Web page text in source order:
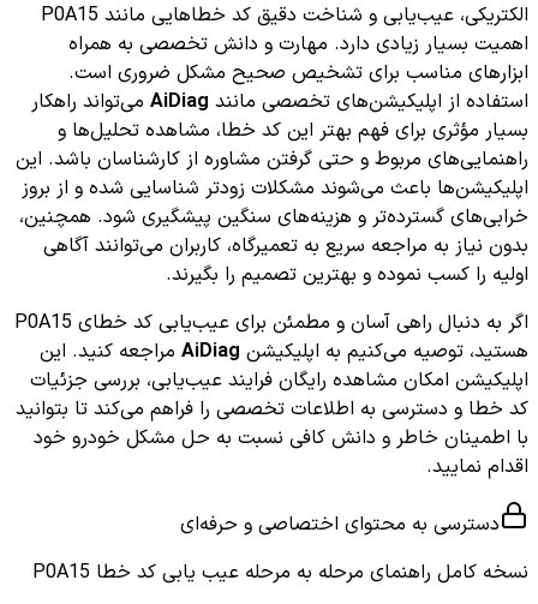
الکتریکی، عیب‌یابی و شناخت دقیق کد خطاهایی مانند P0A15
اهمیت بسیار زیادی دارد. مهارت و دانش تخصصی به همراه
ابزارهای مناسب برای تشخیص صحیح مشکل ضروری است.
استفاده از اپلیکیشن‌های تخصصی مانند AiDiag می‌تواند راهکار
بسیار مؤثری برای فهم بهتر این کد خطا، مشاهده تحلیل‌ها و
راهنمایی‌های مربوط و حتی گرفتن مشاوره از کارشناسان باشد. این
اپلیکیشن‌ها باعث می‌شوند مشکلات زودتر شناسایی شده و از بروز
خرابی‌های گسترده‌تر و هزینه‌های سنگین پیشگیری شود. همچنین،
بدون نیاز به مراجعه سریع به تعمیرگاه، کاربران می‌توانند آگاهی
اولیه را کسب نموده و بهترین تصمیم را بگیرند.
اگر به دنبال راهی آسان و مطمئن برای عیب‌یابی کد خطای P0A15
هستید، توصیه می‌کنیم به اپلیکیشن AiDiag مراجعه کنید. این
اپلیکیشن امکان مشاهده رایگان فرایند عیب‌یابی، بررسی جزئیات
کد خطا و دسترسی به اطلاعات تخصصی را فراهم می‌کند تا بتوانید
با اطمینان خاطر و دانش کافی نسبت به حل مشکل خودرو خود
اقدام نمایید.
دسترسی به محتوای اختصاصی و حرفه‌ای
نسخه کامل راهنمای مرحله به مرحله عیب یابی کد خطا P0A15